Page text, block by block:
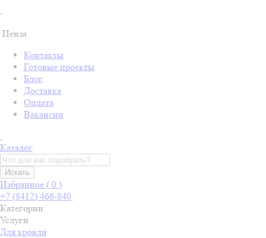
Пенза
Контакты
Готовые проекты
Блог
Доставка
Оплата
Вакансии
Каталог
Искать
Избранное ( 0 )
+7 (8412) 466-840
Категории
Услуги
Для кровли